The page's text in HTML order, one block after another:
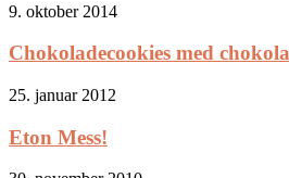
9. oktober 2014
Chokoladecookies med
25. januar 2012
Eton Mess!